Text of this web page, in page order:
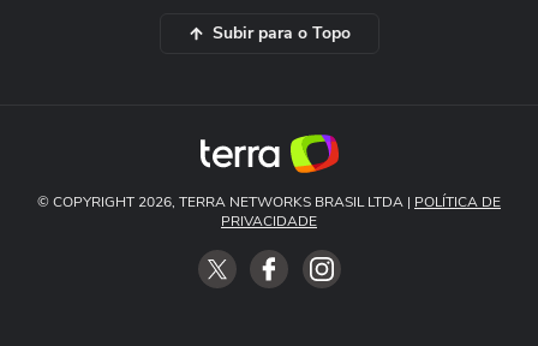
Subir para o Topo
© COPYRIGHT 2026, TERRA NETWORKS BRASIL LTDA | POLÍTICA DE
PRIVACIDADE